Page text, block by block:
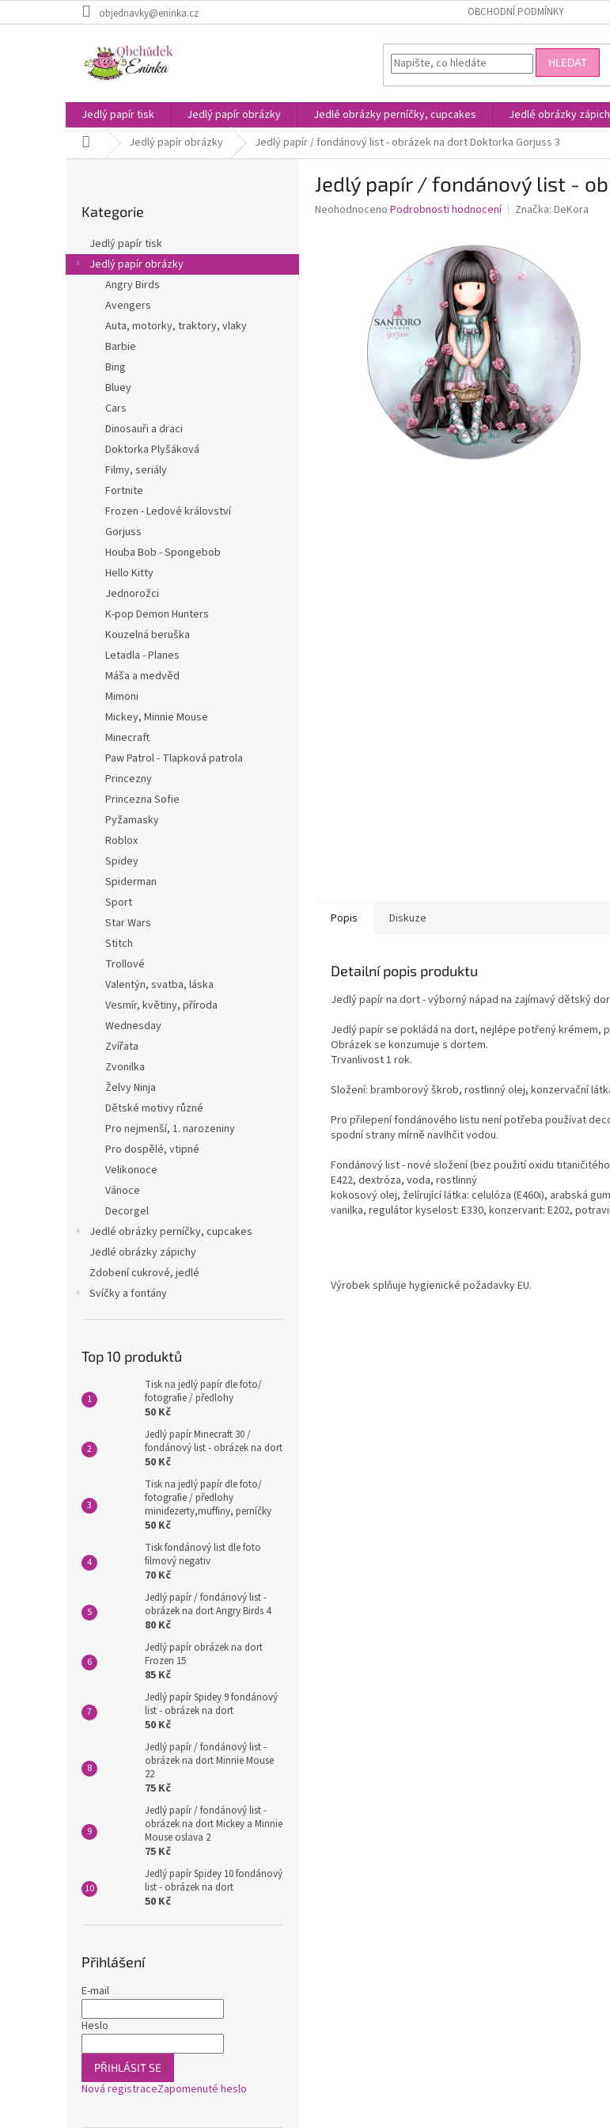
na
objednavky@eninka.cz OBCHODNÍ PODMÍNKY
HLEDAT
Jedlý papír tisk Jedlý papír obrázky Jedlé obrázky perníčky, cupcakes Jedlé obrázky
Domů Jedlý papír obrázky Jedlý papír / fondánový list - obrázek na dort Doktorka Gorjuss 3
a
n
kategorie
Kategorie
Jedlý papír tisk
Jedlý papír obrázky
Angry Birds
Avengers
Auta, motorky, traktory, vlaky
Barbie
Bing
Bluey
Cars
Dinosauři a draci
Doktorka Plyšáková
Filmy, seriály
Fortnite
Frozen - Ledové království
Gorjuss
Houba Bob - Spongebob
Hello Kitty
Jednorožci
K-pop Demon Hunters
Kouzelná beruška
Letadla - Planes
Máša a medvěd
Mimoni
Mickey, Minnie Mouse
Minecraft
Paw Patrol - Tlapková patrola
Princezny
Princezna Sofie
Pyžamasky
Roblox
Spidey
Spiderman
Sport
Star Wars
Stitch
Trollové
Valentýn, svatba, láska
Vesmír, květiny, příroda
Wednesday
Zvířata
Zvonilka
Želvy Ninja
Dětské motivy různé
Pro nejmenší, 1. narozeniny
Pro dospělé, vtipné
Velikonoce
Vánoce
Decorgel
Jedlé obrázky perníčky, cupcakes
Jedlé obrázky zápichy
Zdobení cukrové, jedlé
Svíčky a fontány
Top 10 produktů
Tisk na jedlý papír dle foto/
fotografie / předlohy
50 Kč
Jedlý papír Minecraft 30 /
fondánový list - obrázek na dort
50 Kč
Tisk na jedlý papír dle foto/
fotografie / předlohy
minidezerty,muffiny, perníčky
50 Kč
Tisk fondánový list dle foto
filmový negativ
70 Kč
Jedlý papír / fondánový list -
obrázek na dort Angry Birds 4
80 Kč
Jedlý papír obrázek na dort
Frozen 15
85 Kč
Jedlý papír Spidey 9 fondánový
list - obrázek na dort
50 Kč
Jedlý papír / fondánový list -
obrázek na dort Minnie Mouse
22
75 Kč
Jedlý papír / fondánový list -
obrázek na dort Mickey a Minnie
Mouse oslava 2
75 Kč
Jedlý papír Spidey 10 fondánový
list - obrázek na dort
50 Kč
Přihlášení
E-mail
Heslo
PŘIHLÁSIT SE
Nová registraceZapomenuté heslo
Jedlý papír / fondánový list -
Průměrné
Neohodnoceno Podrobnosti hodnocení Značka: DeKora
Popis Diskuze
Detailní popis produktu
Jedlý papír na dort - výborný nápad na zajímavý dětský
Jedlý papír se pokládá na dort, nejlépe potřený krémem,
Obrázek se konzumuje s dortem.
Trvanlivost 1 rok.
Složení: bramborový škrob, rostlinný olej, konzervační látka:
Pro přilepení fondánového listu není potřeba používat
spodní strany mírně navlhčit vodou.
Fondánový list - nové složení (bez použití oxidu
E422, dextróza, voda, rostlinný
kokosový olej, želírující látka: celulóza (E460i), arabská
vanilka, regulátor kyselost: E330, konzervant: E202,
Výrobek splňuje hygienické požadavky EU.